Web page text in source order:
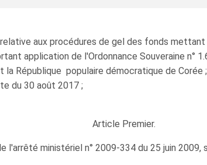
relative aux procédures de gel des fonds
application de l'Ordonnance Souveraine n°
République populaire démocratique de Corée ;
du 30 août 2017 ;
Article Premier.
l'arrêté ministériel n° 2009-334 du 25 juin